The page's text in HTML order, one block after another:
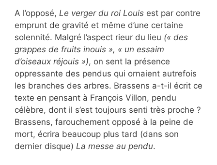
A l’opposé, Le verger du roi Louis est par contre
emprunt de gravité et même d’une certaine
solennité. Malgré l’aspect rieur du lieu (« des
grappes de fruits inouis », « un essaim
d’oiseaux réjouis »), on sent la présence
oppressante des pendus qui ornaient autrefois
les branches des arbres. Brassens a-t-il écrit ce
texte en pensant à François Villon, pendu
célèbre, dont il s’est toujours senti très proche ?
Brassens, farouchement opposé à la peine de
mort, écrira beaucoup plus tard (dans son
dernier disque) La messe au pendu.